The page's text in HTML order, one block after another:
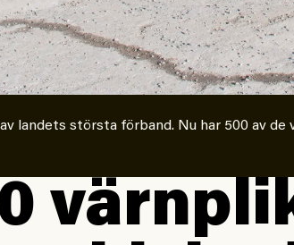
landets största förband. Nu har 500 av